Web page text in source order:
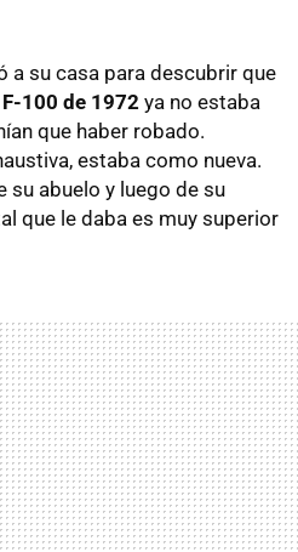
a su casa para descubrir que
100 de 1972 ya no estaba
que haber robado.
estaba como nueva.
su abuelo y luego de su
que le daba es muy superior